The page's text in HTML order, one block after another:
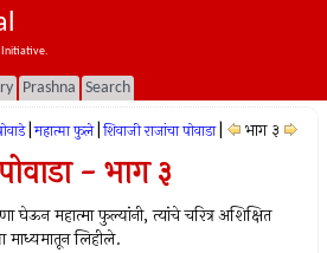
Initiative.
Prashna Search
महात्मा फुले शिवाजी राजांचा पोवाडा भाग ३
- भाग ३
घेऊन महात्मा फुल्यांनी, त्यांचे चरित्र अशिक्षित
माध्यमातून लिहीले.